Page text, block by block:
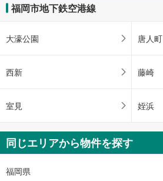
福岡市地下鉄空港線
大濠公園 唐人町
西新 藤崎
室見 姪浜
同じエリアから物件を探す
福岡県